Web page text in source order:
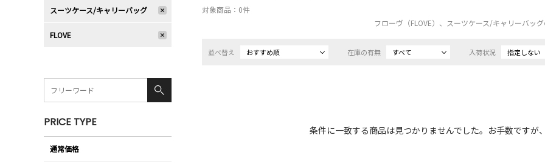
対象商品： 0件
フローヴ（FLOVE）、スーツケース/キャリーバッグ
並べ替え おすすめ順 在庫の有無 すべて 入荷状況 指定しない
条件に一致する商品は見つかりませんでした。お手数ですが
スーツケース/キャリーバッグ
FLOVE
PRICE TYPE
通常価格